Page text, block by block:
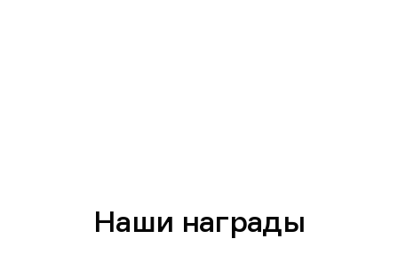
Наши награды